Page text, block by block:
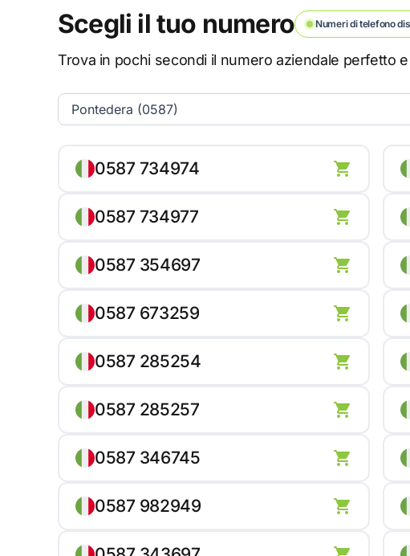
Scegli il tuo numero Numeri di telefono
Trova in pochi secondi il numero aziendale perfetto
0587 734974
0587 734977
0587 354697
0587 673259
0587 285254
0587 285257
0587 346745
0587 982949